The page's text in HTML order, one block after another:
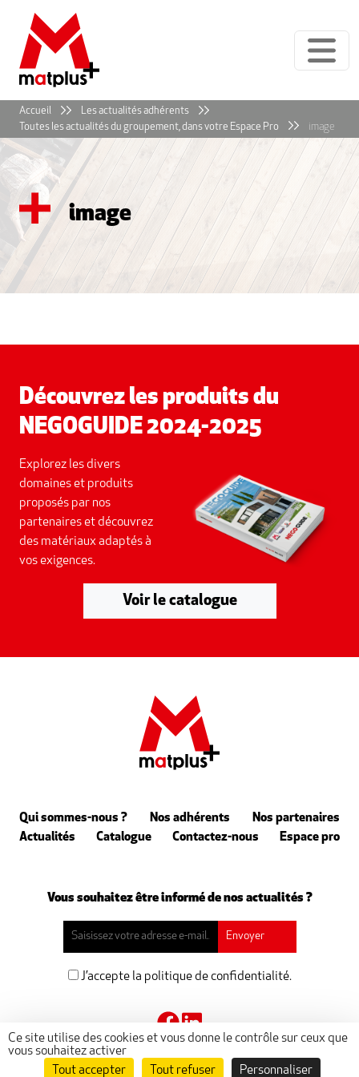
Accueil
Les actualités adhérents
Toutes les actualités du groupement, dans votre Espace Pro
image
image
Découvrez les produits du
NEGOGUIDE 2024-2025
Explorez les divers
domaines et produits
proposés par nos
partenaires et découvrez
des matériaux adaptés à
vos exigences.
Voir le catalogue
Qui sommes-nous ? Nos adhérents
Nos partenaires
Actualités
Catalogue Contactez-nous Espace pro
Vous souhaitez être informé de nos actualités ?
J’accepte la politique de confidentialité.
Ce site utilise des cookies et vous donne le contrôle sur ceux que
vous souhaitez activer
Tout accepter
Tout refuser Personnaliser